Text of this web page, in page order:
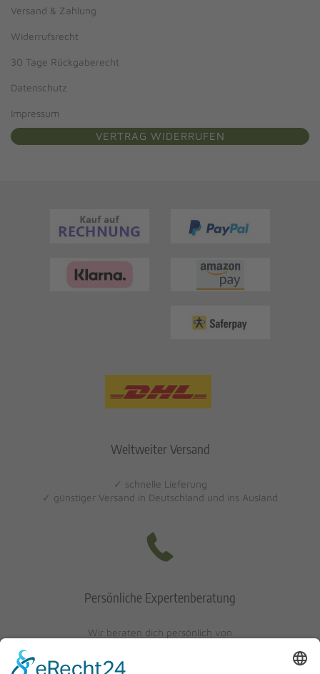
Versand & Zahlung
Widerrufsrecht
30 Tage Rückgaberecht
Datenschutz
Impressum
VERTRAG WIDERRUFEN
Weltweiter Versand
✓ schnelle Lieferung
✓ günstiger Versand in Deutschland und ins Ausland
Persönliche Expertenberatung
Wir beraten dich persönlich von